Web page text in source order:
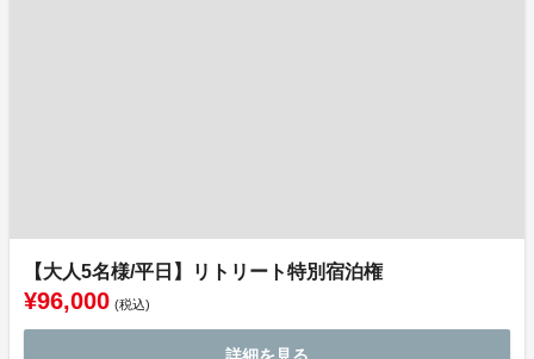
【大人5名様/平日】リトリート特別宿泊権
¥96,000 (税込)